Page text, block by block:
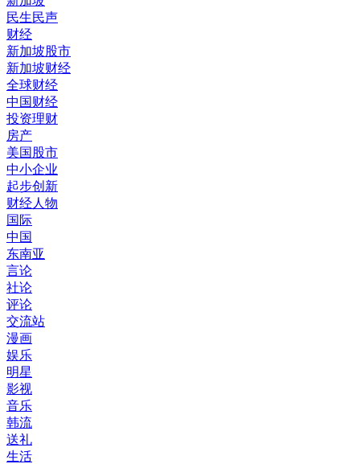
民生民声
财经
新加坡股市
新加坡财经
全球财经
中国财经
投资理财
房产
美国股市
中小企业
起步创新
财经人物
国际
中国
东南亚
言论
社论
评论
交流站
漫画
娱乐
明星
影视
音乐
韩流
送礼
生活